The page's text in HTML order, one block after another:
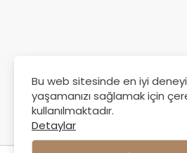
Bu web sitesinde en iyi
yaşamanızı sağlamak için
kullanılmaktadır.
Detaylar